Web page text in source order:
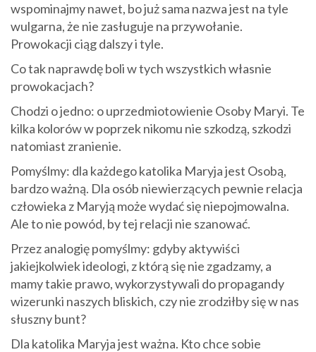
wspominajmy nawet, bo już sama nazwa jest na tyle
wulgarna, że nie zasługuje na przywołanie.
Prowokacji ciąg dalszy i tyle.
Co tak naprawdę boli w tych wszystkich własnie
prowokacjach?
Chodzi o jedno: o uprzedmiotowienie Osoby Maryi. Te
kilka kolorów w poprzek nikomu nie szkodzą, szkodzi
natomiast zranienie.
Pomyślmy: dla każdego katolika Maryja jest Osobą,
bardzo ważną. Dla osób niewierzących pewnie relacja
człowieka z Maryją może wydać się niepojmowalna.
Ale to nie powód, by tej relacji nie szanować.
Przez analogię pomyślmy: gdyby aktywiści
jakiejkolwiek ideologi, z którą się nie zgadzamy, a
mamy takie prawo, wykorzystywali do propagandy
wizerunki naszych bliskich, czy nie zrodziłby się w nas
słuszny bunt?
Dla katolika Maryja jest ważna. Kto chce sobie